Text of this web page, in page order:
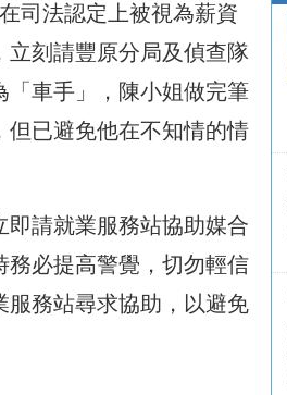
司法認定上被視為薪資
刻請豐原分局及偵查隊
「車手」，陳小姐做完筆
但已避免他在不知情的情
請就業服務站協助媒合
務必提高警覺，切勿輕信
服務站尋求協助，以避免